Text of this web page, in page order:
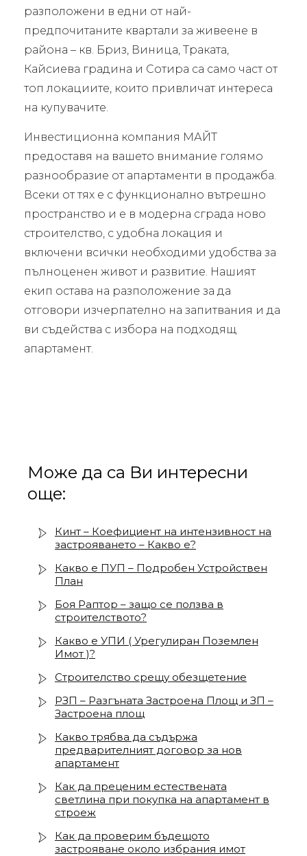
разположени в едни от най-
предпочитаните квартали за живеене в
района – кв. Бриз, Виница, Траката,
Кайсиева градина и Сотира са само част от
топ локациите, които привличат интереса
на купувачите.
Инвестиционна компания МАЙТ
предоставя на вашето внимание голямо
разнообразие от апартаменти в продажба.
Всеки от тях е с функционално вътрешно
пространство и е в модерна сграда ново
строителство, с удобна локация и
включени всички необходими удобства за
пълноценен живот и развитие. Нашият
екип остава на разположение за да
отговори изчерпателно на запитвания и да
ви съдейства с избора на подходящ
апартамент.
Може да са Ви интересни
още:
Кинт – Коефициент на интензивност на
застрояването – Какво е?
Какво е ПУП – Подробен Устройствен
План
Боя Раптор – защо се ползва в
строителството?
Какво е УПИ ( Урегулиран Поземлен
Имот )?
Строителство срещу обезщетение
РЗП – Разгъната Застроена Площ и ЗП –
Застроена площ
Какво трябва да съдържа
предварителният договор за нов
апартамент
Как да преценим естествената
светлина при покупка на апартамент в
строеж
Как да проверим бъдещото
застрояване около избрания имот